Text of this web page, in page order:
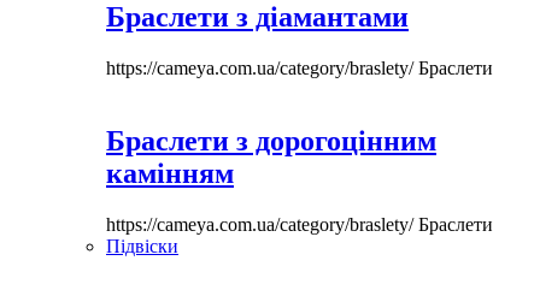
Браслети з діамантами
https://cameya.com.ua/category/braslety/Браслети
Браслети з дорогоцінним
камінням
https://cameya.com.ua/category/braslety/Браслети
Підвіски